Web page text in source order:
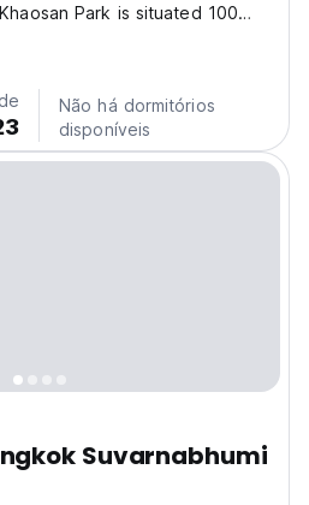
Park is situated 100
and a 15-minute walk from
Featuring a shared
Não há dormitórios
disponíveis
Suvarnabhumi